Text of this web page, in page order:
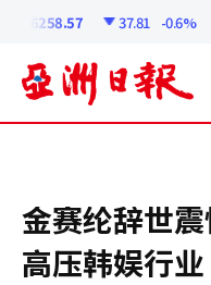
6258.57 37.81 -0.6%
金赛纶辞世
高压韩娱行业